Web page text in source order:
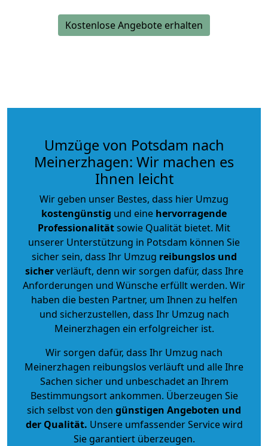
Kostenlose Angebote erhalten
Umzüge von Potsdam nach
Meinerzhagen: Wir machen es
Ihnen leicht
Wir geben unser Bestes, dass hier Umzug
kostengünstig und eine hervorragende
Professionalitätsowie Qualität bietet. Mit
unserer Unterstützung in Potsdam können Sie
sicher sein, dass Ihr Umzug reibungslos und
sicherverläuft, denn wir sorgen dafür, dass Ihre
Anforderungen und Wünsche erfüllt werden. Wir
haben die besten Partner, um Ihnen zu helfen
und sicherzustellen, dass Ihr Umzug nach
Meinerzhagen ein erfolgreicher ist.
Wir sorgen dafür, dass Ihr Umzug nach
Meinerzhagen reibungslos verläuft und alle Ihre
Sachen sicher und unbeschadet an Ihrem
Bestimmungsort ankommen. Überzeugen Sie
sich selbst von den günstigen Angeboten und
der Qualität. Unsere umfassender Service wird
Sie garantiert überzeugen.